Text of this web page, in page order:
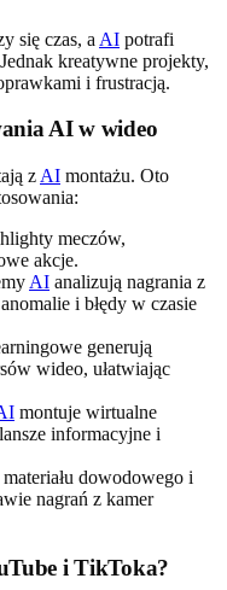
się czas, a AI potrafi
kreatywne projekty,
i frustracją.
AI w wideo
z AI montażu. Oto
meczów,
akcje.
AI analizują nagrania z
i błędy w czasie
generują
wideo, ułatwiając
montuje wirtualne
informacyjne i
dowodowego i
nagrań z kamer
i TikToka?